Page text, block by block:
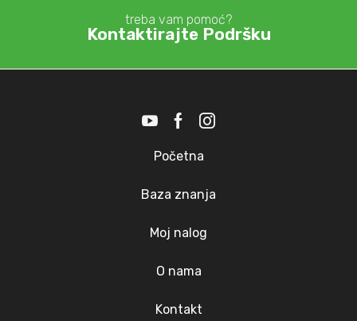
treba vam pomoć?
Kontaktirajte Podršku
Početna
Baza znanja
Moj nalog
O nama
Kontakt